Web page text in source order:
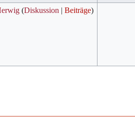
(Diskussion |Beiträge)